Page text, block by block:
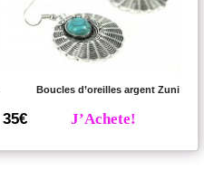
Boucles d’oreilles argent Zuni
35€ J’Achete!